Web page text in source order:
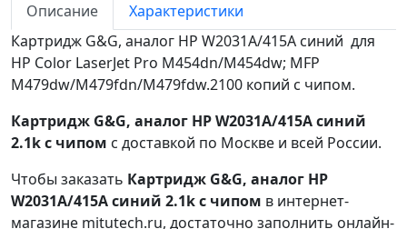
Описание
Характеристики
Картридж G&G, аналог HP W2031A/415A синий для
HP Color LaserJet Pro M454dn/M454dw; MFP
M479dw/M479fdn/M479fdw.2100 копий с чипом.
Картридж G&G, аналог HP W2031A/415A синий
2.1k с чипом с доставкой по Москве и всей России.
Чтобы заказать Картридж G&G, аналог HP
W2031A/415A синий 2.1k с чипом в интернет-
магазине mitutech.ru, достаточно заполнить онлайн-